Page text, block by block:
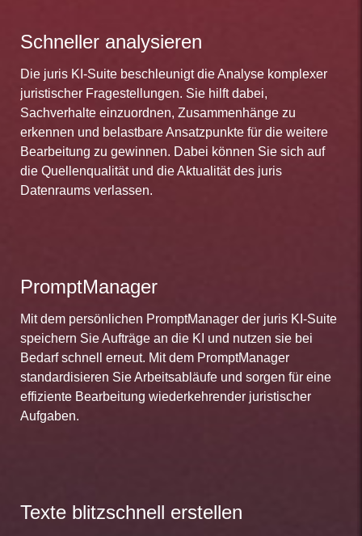
Schneller analysieren
Die juris KI-Suite beschleunigt die Analyse komplexer
juristischer Fragestellungen. Sie hilft dabei,
Sachverhalte einzuordnen, Zusammenhänge zu
erkennen und belastbare Ansatzpunkte für die weitere
Bearbeitung zu gewinnen. Dabei können Sie sich auf
die Quellenqualität und die Aktualität des juris
Datenraums verlassen.
PromptManager
Mit dem persönlichen PromptManager der juris KI-Suite
speichern Sie Aufträge an die KI und nutzen sie bei
Bedarf schnell erneut. Mit dem PromptManager
standardisieren Sie Arbeitsabläufe und sorgen für eine
effiziente Bearbeitung wiederkehrender juristischer
Aufgaben.
Texte blitzschnell erstellen